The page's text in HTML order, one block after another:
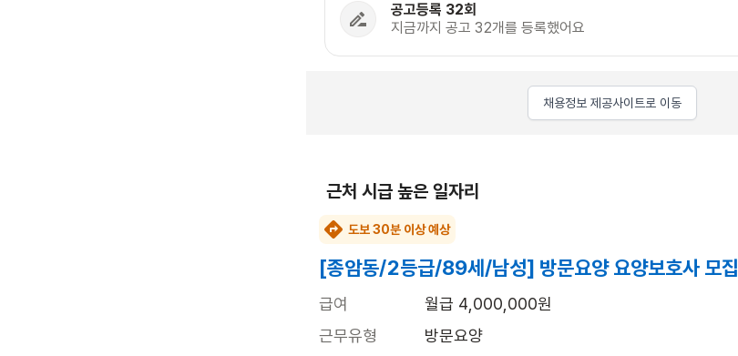
공고등록 32회
지금까지 공고 32개를 등록했어요
채용정보 제공사이트로 이동
근처 시급 높은 일자리
도보 30분 이상 예상
[종암동/2등급/89세/남성] 방문요양 요양보호사 모집
급여
월급 4,000,000원
근무유형
방문요양